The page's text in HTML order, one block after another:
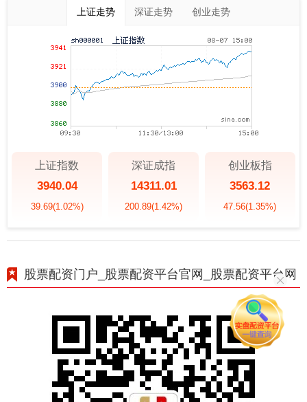
上证走势 深证走势 创业走势
上证指数
3940.04
39.69(1.02%)
深证成指
14311.01
200.89(1.42%)
创业板指
3563.12
47.56(1.35%)
股票配资门户_股票配资平台官网_股票配资平台网